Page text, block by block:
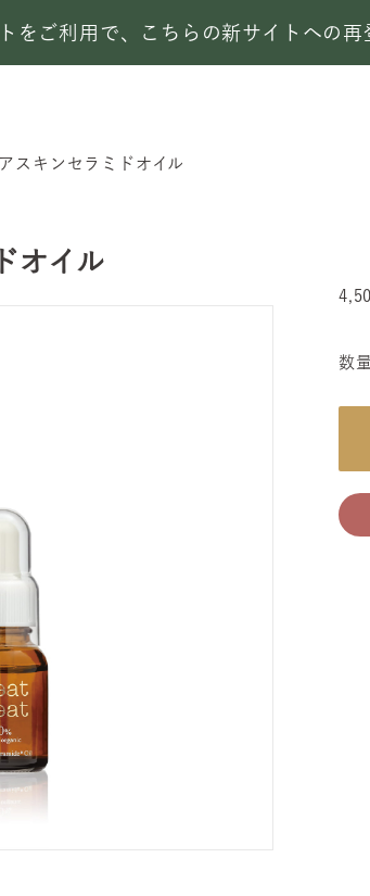
をご利用で、こちらの新サイトへの
スキンセラミドオイル
オイル
数量